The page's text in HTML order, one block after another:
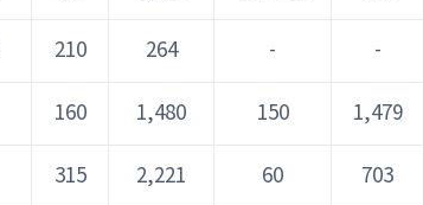
210 264 - -
160 1,480 150 1,479
315 2,221 60 703